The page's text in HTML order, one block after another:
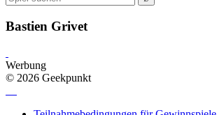
suchen
Bastien Grivet
Werbung
© 2026 Geekpunkt